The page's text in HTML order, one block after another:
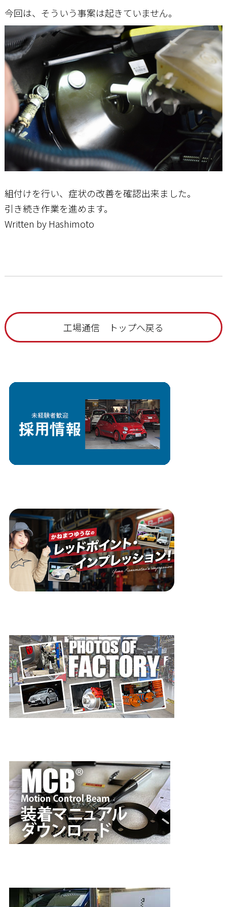
今回は、そういう事案は起きていません。
組付けを行い、症状の改善を確認出来ました。
引き続き作業を進めます。
Written by Hashimoto
工場通信 トップへ戻る